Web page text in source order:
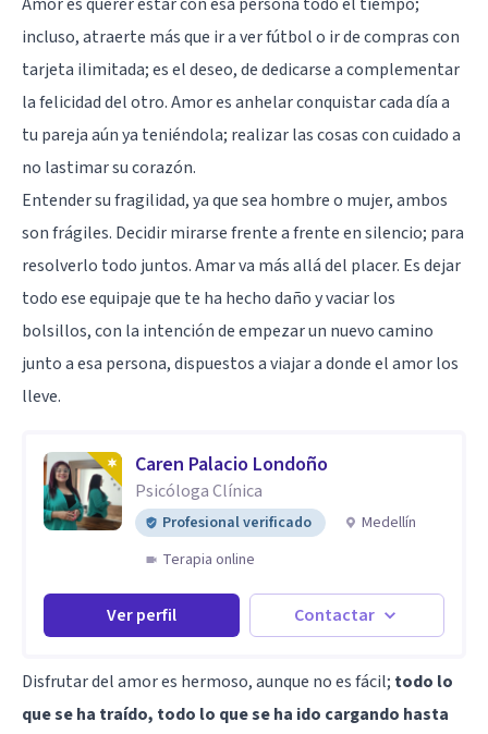
incluso, atraerte más que ir a ver fútbol o ir de compras con
tarjeta ilimitada; es el deseo, de dedicarse a complementar
la felicidad del otro. Amor es anhelar conquistar cada día a
tu pareja aún ya teniéndola; realizar las cosas con cuidado a
no lastimar su corazón.
Entender su fragilidad, ya que sea hombre o mujer, ambos
son frágiles. Decidir mirarse frente a frente en silencio; para
resolverlo todo juntos. Amar va más allá del placer. Es dejar
todo ese equipaje que te ha hecho daño y vaciar los
bolsillos, con la intención de empezar un nuevo camino
junto a esa persona, dispuestos a viajar a donde el amor los
lleve.
Caren Palacio Londoño
Psicóloga Clínica
Profesional verificado
Medellín
Terapia online
Ver perfil Contactar
Disfrutar del amor es hermoso, aunque no es fácil; todo lo
que se ha traído, todo lo que se ha ido cargando hasta